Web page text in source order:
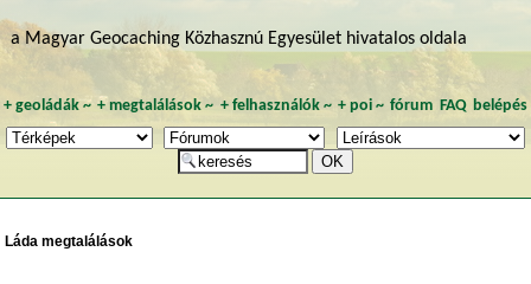
a Magyar Geocaching Közhasznú Egyesület hivatalos oldala
+ geoládák~ +megtalálások ~ + felhasználók~ + poi~ fórum FAQ belépés
Láda megtalálások